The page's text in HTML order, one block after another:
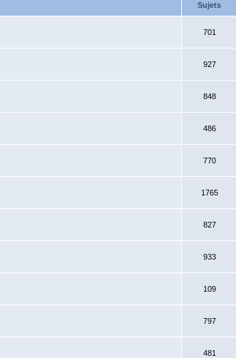
Sujets
701
927
848
486
770
1765
827
933
109
797
481